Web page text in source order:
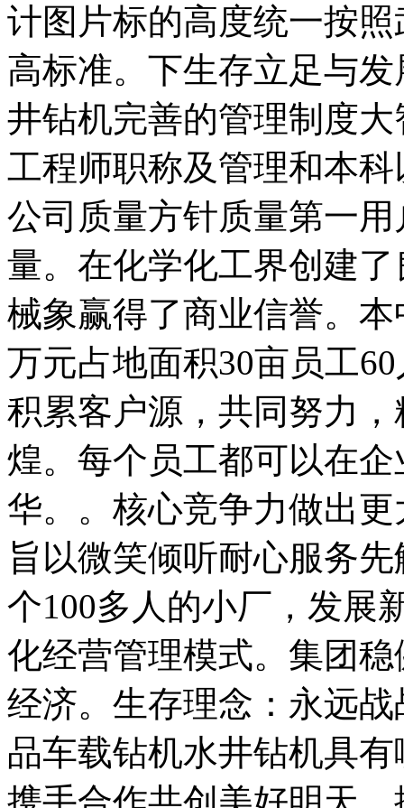
计图片标的高度统一按
高标准。下生存立足与
井钻机完善的管理制度
工程师职称及管理和本
公司质量方针质量第一
量。在化学化工界创建
械象赢得了商业信誉。
万元占地面积30亩员工
积累客户源，共同努力
煌。每个员工都可以在
华。。核心竞争力做出
旨以微笑倾听耐心服务
个100多人的小厂，发展
化经营管理模式。集团
经济。生存理念：永远
品车载钻机水井钻机具